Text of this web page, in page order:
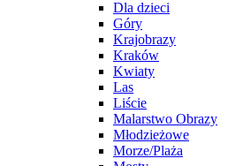
Dla dzieci
Góry
Krajobrazy
Kraków
Kwiaty
Las
Liście
Malarstwo Obrazy
Młodzieżowe
Morze/Plaża